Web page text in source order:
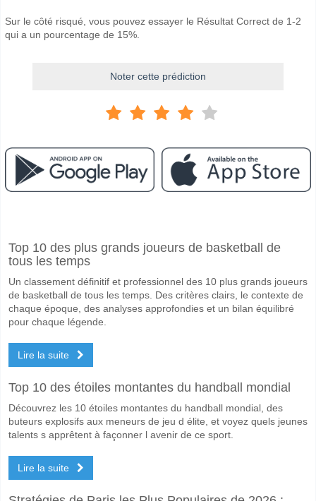
Sur le côté risqué, vous pouvez essayer le Résultat Correct de 1-2
qui a un pourcentage de 15%.
Noter cette prédiction
Le match entre Vukovar 1991 v NK Varazdin 15 May 2026 17:00.
NK Varazdin pour le Gagnant du match, avec une probabilité de 54%
Les deux équipes marqueront-elles dans le match
Oui pour Les Deux Équipes Marquent, avec un pourcentage de 57%.
Quel sera le résultat correct attendu entre Vukovar
Sur le côté risqué, vous pouvez essayer le Résultat Correct de 1-2
Top 10 des plus grands joueurs de basketball de
tous les temps
Un classement définitif et professionnel des 10 plus grands joueurs
de basketball de tous les temps. Des critères clairs, le contexte de
chaque époque, des analyses approfondies et un bilan équilibré
pour chaque légende.
Lire la suite
Top 10 des étoiles montantes du handball mondial
Découvrez les 10 étoiles montantes du handball mondial, des
buteurs explosifs aux meneurs de jeu d élite, et voyez quels jeunes
talents s apprêtent à façonner l avenir de ce sport.
Lire la suite